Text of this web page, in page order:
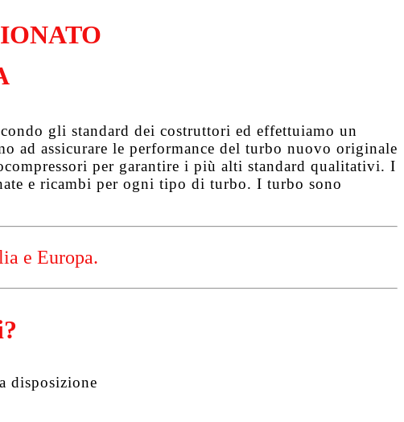
gli standard dei costruttori ed effettuiamo un
ad assicurare le performance del turbo nuovo originale
per garantire i più alti standard qualitativi. I
e ricambi per ogni tipo di turbo. I turbo sono
e Europa.
disposizione